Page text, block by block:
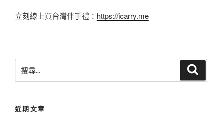
大
黃
立刻線上買台灣伴手禮： https://icarry.me
尋
字
近期文章